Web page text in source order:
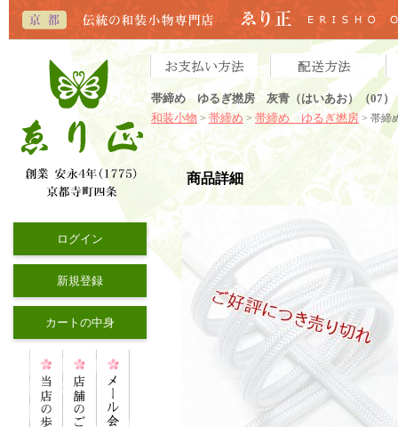
帯締め ゆるぎ撚房 灰青（はいあお）（07）
和装小物 > 帯締め > 帯締め ゆるぎ撚房 > 帯締
ログイン
新規登録
カートの中身
商品詳細